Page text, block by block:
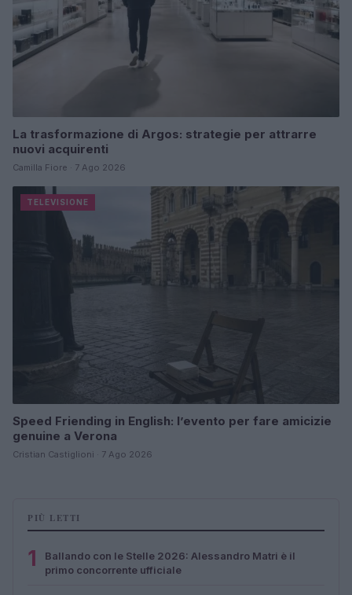
La trasformazione di Argos: strategie per attrarre
nuovi acquirenti
Camilla Fiore · 7 Ago 2026
TELEVISIONE
Speed Friending in English: l’evento per fare amicizie
genuine a Verona
Cristian Castiglioni · 7 Ago 2026
PIÙ LETTI
1
Ballando con le Stelle 2026: Alessandro Matri è il
primo concorrente ufficiale